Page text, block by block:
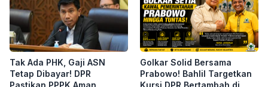
Tak Ada PHK, Gaji ASN
Tetap Dibayar! DPR
Pastikan PPPK Aman
Golkar Solid Bersama
Prabowo! Bahlil Targetkan
Kursi DPR Bertambah di